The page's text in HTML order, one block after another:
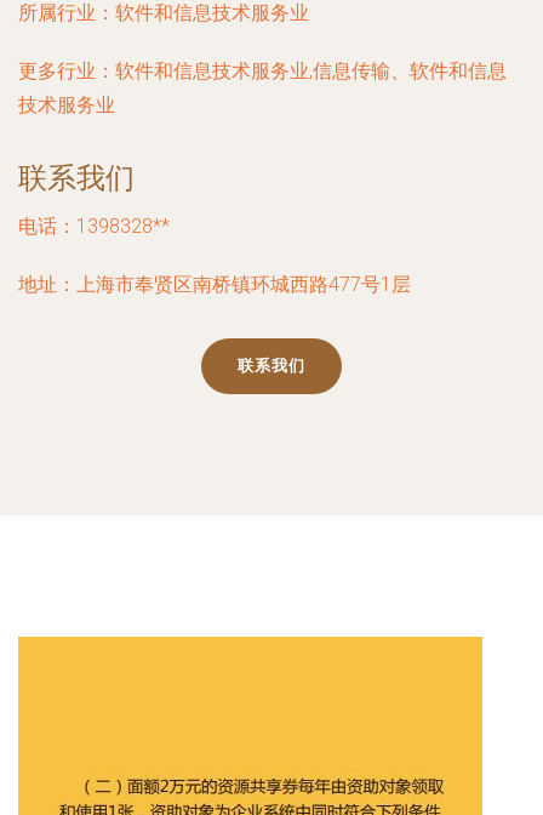
所属行业： 软件和信息技术服务业
更多行业： 软件和信息技术服务业,信息传输、软件和信息
技术服务业
联系我们
电话：1398328**
地址：上海市奉贤区南桥镇环城西路477号1层
联系我们